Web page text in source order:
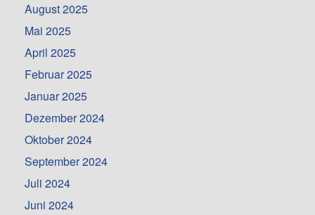
August 2025
Mai 2025
April 2025
Februar 2025
Januar 2025
Dezember 2024
Oktober 2024
September 2024
Juli 2024
Juni 2024